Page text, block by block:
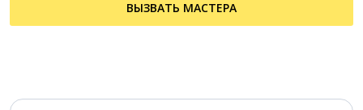
ВЫЗВАТЬ МАСТЕРА